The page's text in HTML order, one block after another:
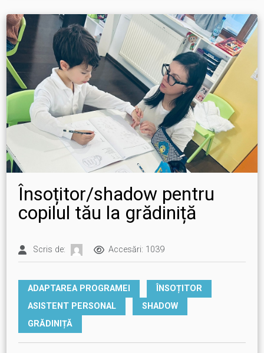
Însoțitor/shadow pentru
copilul tău la grădiniță
Scris de: Accesări: 1039
ADAPTAREA PROGRAMEI
ÎNSOȚITOR
ASISTENT PERSONAL
SHADOW
GRĂDINIȚĂ